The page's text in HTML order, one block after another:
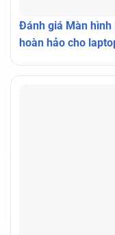
Đánh giá Màn hình
hoàn hảo cho